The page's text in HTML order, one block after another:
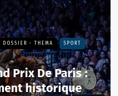
DOSSIER - THEMA SPORT
Prix De Paris :
historique